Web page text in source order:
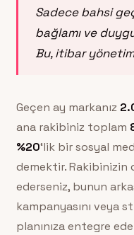
Sadece bahsi
bağlamı ve
Bu, itibar
Geçen ay markanız
ana rakibiniz toplam
%20‘lik bir sosyal
demektir. Rakibinizin
ederseniz, bunun
kampanyasını veya
planınıza entegre